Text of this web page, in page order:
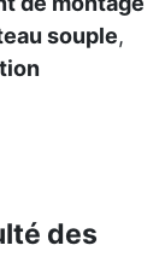
souple,
des